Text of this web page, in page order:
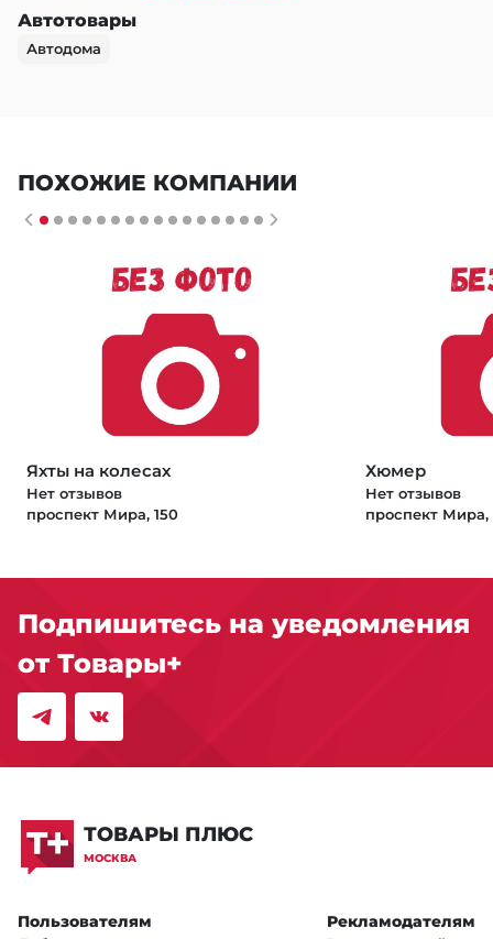
Автотовары
Автодома
ПОХОЖИЕ КОМПАНИИ
Яхты на колесах
Нет отзывов
проспект Мира, 150
Хюмер
Нет отзывов
проспект Мира,
Подпишитесь на уведомления
от Товары+
ТОВАРЫ ПЛЮС
МОСКВА
Пользователям Рекламодателям